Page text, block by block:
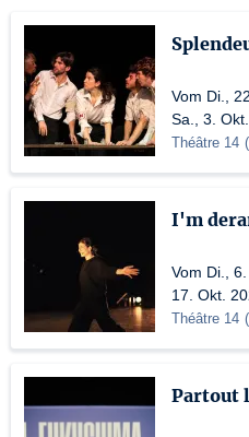
Vom Di.,
Sa., 3.
Théâtre 14 (
I'm
Vom Di.,
17. Okt.
Théâtre 14 (
Partout